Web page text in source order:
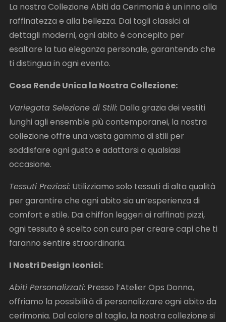
La nostra Collezione Abiti da Cerimonia è un inno alla
raffinatezza e alla bellezza. Dai tagli classici ai
dettagli moderni, ogni abito è concepito per
esaltare la tua eleganza personale, garantendo che
ti distingua in ogni evento.
Cosa Rende Unica la Nostra Collezione:
Variegata Selezione di Stili: Dalla grazia dei vestiti
lunghi agli ensemble più contemporanei, la nostra
collezione offre una vasta gamma di stili per
soddisfare ogni gusto e adattarsi a qualsiasi
occasione.
Tessuti Preziosi: Utilizziamo solo tessuti di alta qualità
per garantire che ogni abito sia un’esperienza di
comfort e stile. Dai chiffon leggeri ai raffinati pizzi,
ogni tessuto è scelto con cura per creare capi che ti
faranno sentire straordinaria.
I Nostri Design Iconici:
Abiti Personalizzati: Presso l’Atelier Ops Donna,
offriamo la possibilità di personalizzare ogni abito da
cerimonia. Dal colore al taglio, la nostra collezione si